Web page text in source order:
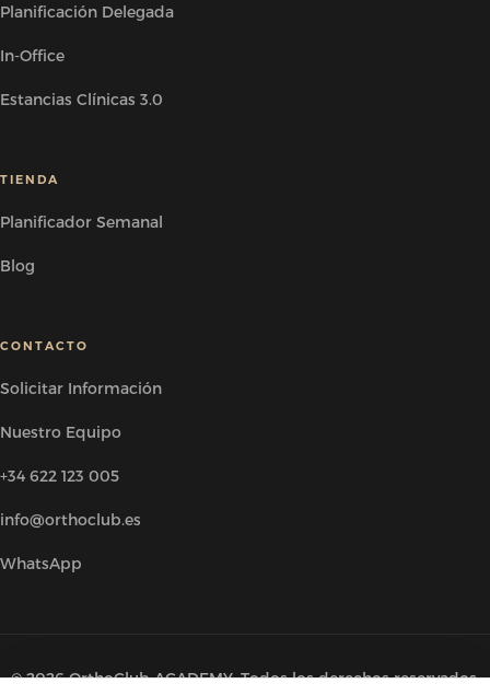
Planificación Delegada
In-Office
Estancias Clínicas 3.0
TIENDA
Planificador Semanal
Blog
CONTACTO
Solicitar Información
Nuestro Equipo
+34 622 123 005
info@orthoclub.es
WhatsApp
© 2026 OrthoClub ACADEMY. Todos los derechos reservados.